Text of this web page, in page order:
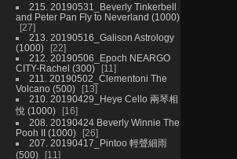
215. 20190531_Beverly Tinkerbell
and Peter Pan Fly to Neverland (1000)
27
213. 20190516_Galison Astrology
(1000)
22
212. 20190506_Epoch NEARGO
CITY-Rachel (300)
11
211. 20190502_Clementoni The
Volcano (500)
13
210. 20190429_Heye Cello 兩琴相
悅 (1000)
16
208. 20190424 Beverly Winnie The
Pooh II (1000)
26
207. 20190417_Pintoo 輕聲細雨
(500)
11